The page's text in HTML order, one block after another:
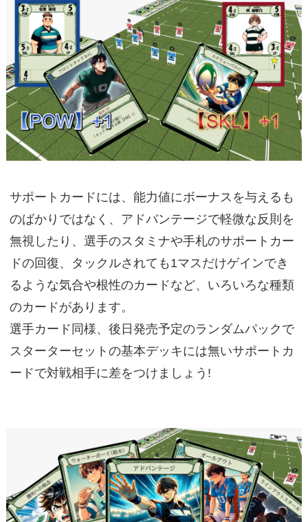
サポートカードには、能力値にボーナスを与えるも
のばかりではなく、アドバンテージで軽微な反則を
無視したり、選手のスタミナや手札のサポートカー
ドの回復、タックルされても1マスだけゲインでき
るような気合や根性のカードなど、いろいろな種類
のカードがあります。
選手カード同様、後日発売予定のランダムパックで
スターターセットの基本デッキには無いサポートカ
ードで対戦相手に差をつけましょう!